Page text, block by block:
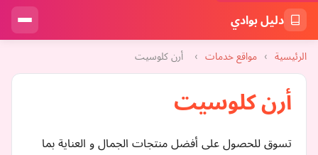
دليل بوادي
الرئيسية › مواقع خدمات › أرن كلوسيت
أرن كلوسيت
تسوق للحصول على أفضل منتجات الجمال و العناية بما